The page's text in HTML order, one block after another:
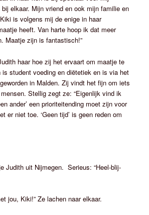
elkaar. Mijn vriend en ook mijn familie en
is volgens mij de enige in haar
heeft. Van harte hoop ik dat meer
Maatje zijn is fantastisch!”
haar hoe zij het ervaart om maatje te
student voeding en diëtetiek en is via het
in Malden. Zij vindt het fijn om iets
Stellig zegt ze: “Eigenlijk vind ik
ander’ een prioriteitending moet zijn voor
er niet toe. ‘Geen tijd’ is geen reden om
Judith uit Nijmegen. Serieus: “Heel-blij-
jou, Kiki!” Ze lachen naar elkaar.